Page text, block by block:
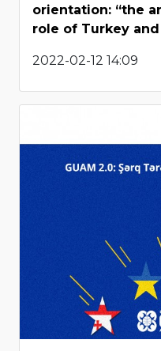
orientation: “the
role of Turkey
2022-02-12 14:09